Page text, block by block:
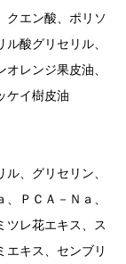
クエン酸、ポリソ
酸グリセリル、
レンジ果皮油、
ケイ樹皮油
、グリセリン、
ＰＣＡ－Ｎａ、
ツレ花エキス、ス
エキス、センブリ